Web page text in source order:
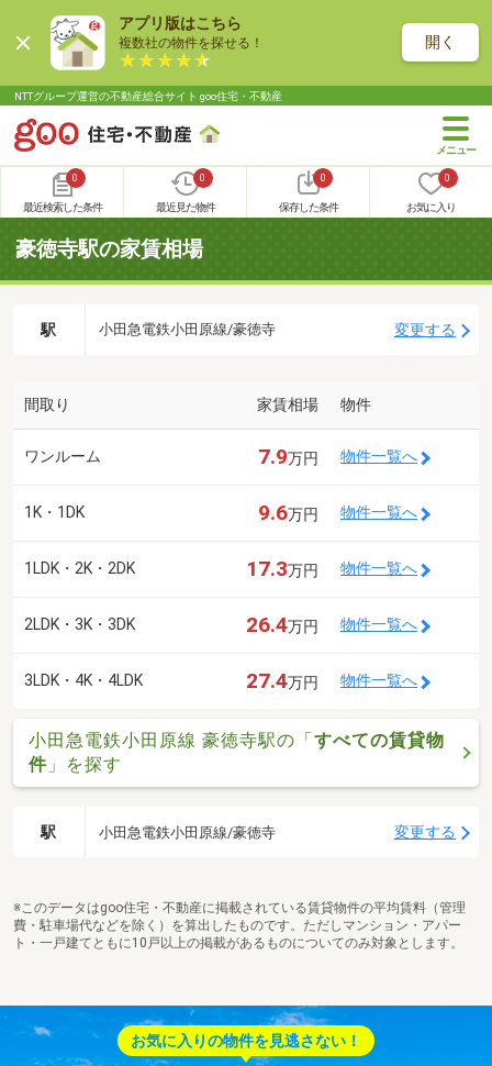
アプリ版はこちら
複数社の物件を探せる！ 開く
NTTグループ運営の不動産総合サイト goo住宅・不動産
0
最近検索した条件
0
最近見た物件
0
保存した条件
0
お気に入り
豪徳寺駅の家賃相場
駅 小田急電鉄小田原線/豪徳寺 変更する
間取り 家賃相場 物件
ワンルーム 7.9万円 物件一覧へ
1K・1DK 9.6万円 物件一覧へ
1LDK・2K・2DK 17.3万円 物件一覧へ
2LDK・3K・3DK 26.4万円 物件一覧へ
3LDK・4K・4LDK 27.4万円 物件一覧へ
小田急電鉄小田原線 豪徳寺駅の「すべての賃貸物
件 」を探す
駅 小田急電鉄小田原線/豪徳寺 変更する
※このデータはgoo住宅・不動産に掲載されている賃貸物件の平均賃料（管理
費・駐車場代などを除く）を算出したものです。ただしマンション・アパー
ト・一戸建てともに10戸以上の掲載があるものについてのみ対象とします。
お気に入りの物件を見逃さない！